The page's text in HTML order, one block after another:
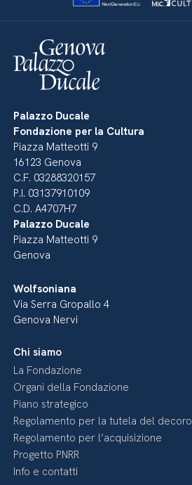
Palazzo Ducale
Fondazione per la Cultura
Piazza Matteotti 9
16123 Genova
C.F. 03288320157
P.I. 03137910109
C.D. A4707H7
Palazzo Ducale
Piazza Matteotti 9
Genova
Wolfsoniana
Via Serra Gropallo 4
Genova Nervi
Chi siamo
La Fondazione
Organi della Fondazione
Piano strategico
Regolamento per la tutela del decoro
Regolamento per l’acquisizione
Progetto PNRR
Info e contatti